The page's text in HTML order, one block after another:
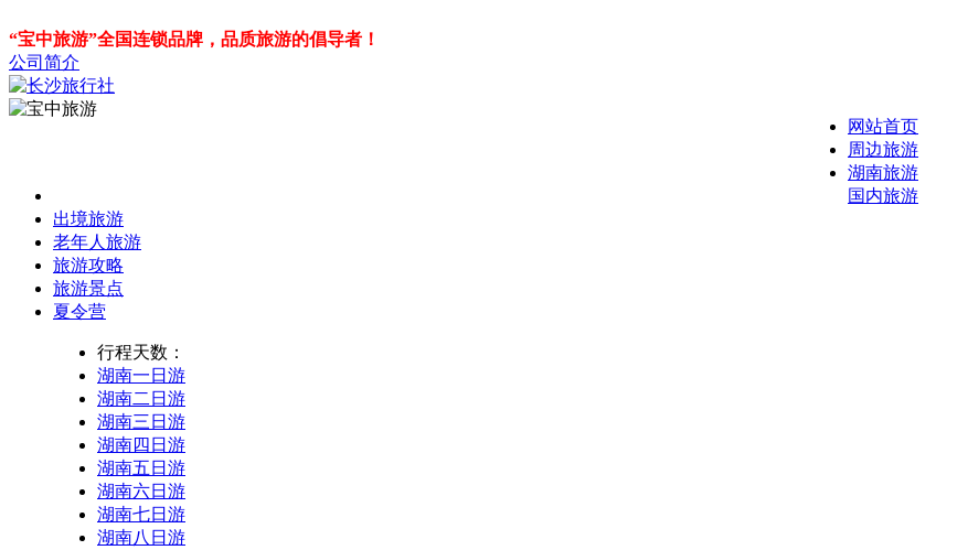
“宝中旅游”全国连锁品牌，品质旅游的倡导者！
公司简介
网站首页
周边旅游
湖南旅游
国内旅游
出境旅游
老年人旅游
旅游攻略
旅游景点
夏令营
行程天数：
湖南一日游
湖南二日游
湖南三日游
湖南四日游
湖南五日游
湖南六日游
湖南七日游
湖南八日游